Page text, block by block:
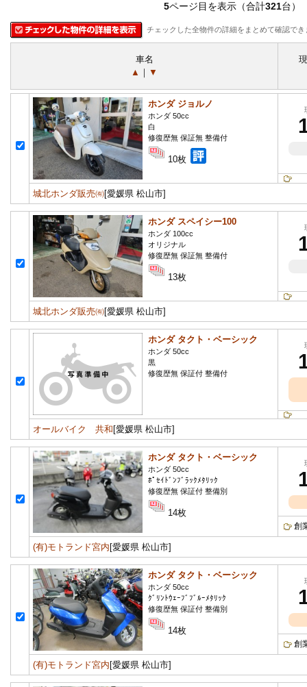
5ページ目を表示（合計321台
チェックした全物件の詳細をまとめて確認でき
車名
▲ ｜ ▼
ホンダ ジョルノ
ホンダ 50cc
白
修復歴無 保証無 整備付
10枚
城北ホンダ販売㈲[愛媛県 松山市]
ホンダ スペイシー100
ホンダ 100cc
オリジナル
修復歴無 保証無 整備付
13枚
城北ホンダ販売㈲[愛媛県 松山市]
ホンダ タクト・ベーシック
ホンダ 50cc
黒
修復歴無 保証付 整備付
オールバイク 共和 [愛媛県 松山市]
ホンダ タクト・ベーシック
ホンダ 50cc
ﾎﾟｾｲﾄﾞﾝﾌﾞﾗｯｸﾒﾀﾘｯｸ
修復歴無 保証付 整備別
14枚
創
(有)モトランド宮内 [愛媛県 松山市]
ホンダ タクト・ベーシック
ホンダ 50cc
ｸﾞﾘﾝﾄｳｪｰﾌﾞﾌﾞﾙｰﾒﾀﾘｯｸ
修復歴無 保証付 整備別
14枚
創
(有)モトランド宮内 [愛媛県 松山市]